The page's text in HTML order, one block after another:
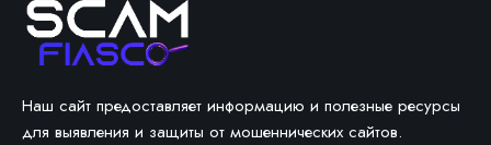
Наш сайт предоставляет информацию и полезные ресурсы
для выявления и защиты от мошеннических сайтов.